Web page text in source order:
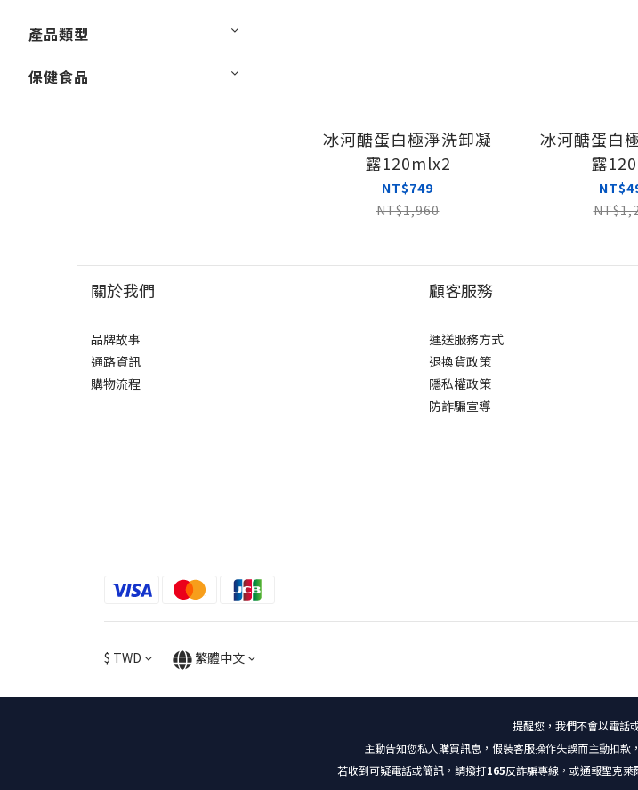
產品類型
保健食品
冰河醣蛋白極淨洗卸凝
露120mlx2
NT$749
NT$1,960
冰河醣蛋白
露
關於我們
品牌故事
通路資訊
購物流程
顧客服務
運送服務方式
退換貨政策
隱私權政策
防詐騙宣導
$ TWD 繁體中文
提醒您，我們不會以電話
主動告知您私人購買訊息，假裝客服操作失誤而主動扣款
若收到可疑電話或簡訊，請撥打165反詐騙專線，或通報聖克萊